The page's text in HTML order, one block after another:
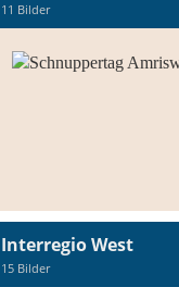
11 Bilder
Interregio West
15 Bilder